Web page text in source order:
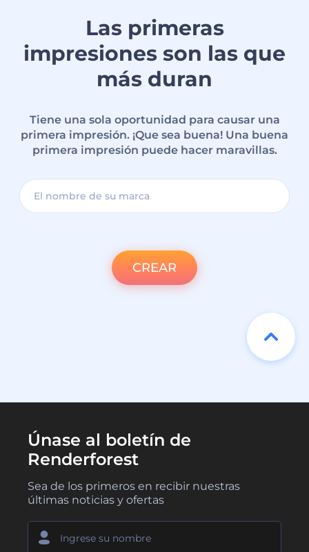
Las primeras
impresiones son las que
más duran
Tiene una sola oportunidad para causar una
primera impresión. ¡Que sea buena! Una buena
primera impresión puede hacer maravillas.
CREAR
Únase al boletín de
Renderforest
Sea de los primeros en recibir nuestras
últimas noticias y ofertas